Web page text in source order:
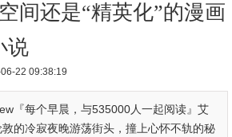
间还是“精英化”的漫画
说
22 09:38:19
『每个早晨，与535000人一起阅读』艾
的冷寂夜晚游荡街头，撞上心怀不轨的秘